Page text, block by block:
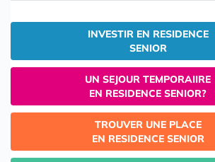
INVESTIR EN RESIDENCE
SENIOR
UN SEJOUR TEMPORAIIRE
EN RESIDENCE SENIOR?
TROUVER UNE PLACE
EN RESIDENCE SENIOR